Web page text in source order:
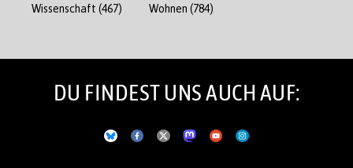
Wissenschaft (467) Wohnen (784)
DU FINDEST UNS AUCH AUF: